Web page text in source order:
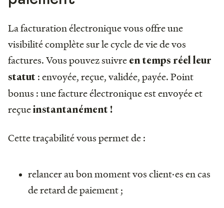
La facturation électronique vous offre une
visibilité complète sur le cycle de vie de vos
factures. Vous pouvez suivre en temps réel leur
statut : envoyée, reçue, validée, payée. Point
bonus : une facture électronique est envoyée et
reçueinstantanément !
Cette traçabilité vous permet de :
relancer au bon moment vos client·es en cas
de retard de paiement ;